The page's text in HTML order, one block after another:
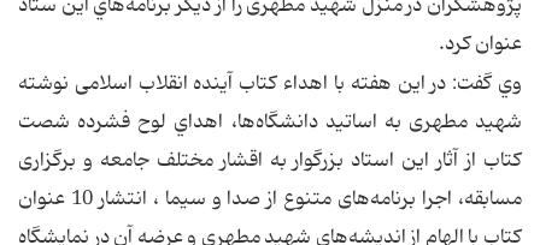
عنوان كرد.
وي گفت: در اين هفته با اهداء کتاب آینده انقلاب اسلامی نوشته
شهید مطهری به اساتید دانشگاه‌ها، اهداي لوح فشرده شصت
کتاب از آثار اين استاد بزرگوار به اقشار مختلف جامعه و برگزاری
مسابقه، اجرا برنامه‌های متنوع از صدا و سیما ، انتشار 10 عنوان
کتاب با الهام از انديشه‌هاي شهید مطهری و عرضه آن در نمایشگاه